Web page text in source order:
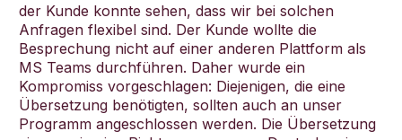
der Kunde konnte sehen, dass wir bei solchen
Anfragen flexibel sind. Der Kunde wollte die
Besprechung nicht auf einer anderen Plattform als
MS Teams durchführen. Daher wurde ein
Kompromiss vorgeschlagen: Diejenigen, die eine
Übersetzung benötigten, sollten auch an unser
Programm angeschlossen werden. Die Übersetzung